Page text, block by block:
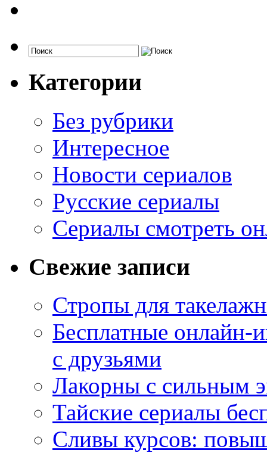
Категории
Без рубрики
Интересное
Новости сериалов
Русские сериалы
Сериалы смотреть
Свежие записи
Стропы для
Бесплатные
с друзьями
Лакорны с сильным
Тайские сериалы
Сливы курсов: